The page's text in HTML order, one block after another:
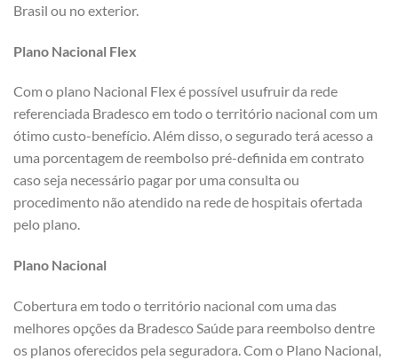
Brasil ou no exterior.
Plano Nacional Flex
Com o plano Nacional Flex é possível usufruir da rede
referenciada Bradesco em todo o território nacional com um
ótimo custo-benefício. Além disso, o segurado terá acesso a
uma porcentagem de reembolso pré-definida em contrato
caso seja necessário pagar por uma consulta ou
procedimento não atendido na rede de hospitais ofertada
pelo plano.
Plano Nacional
Cobertura em todo o território nacional com uma das
melhores opções da Bradesco Saúde para reembolso dentre
os planos oferecidos pela seguradora. Com o Plano Nacional,